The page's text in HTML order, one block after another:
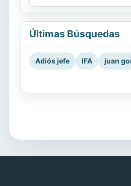
Últimas Búsquedas
Adiós jefe IFA juan